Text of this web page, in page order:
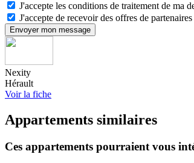
J'accepte les conditions de traitement de ma
J'accepte de recevoir des offres de
Envoyer mon message
Nexity
Hérault
Voir la fiche
Appartements similaires
Ces appartements pourraient vous